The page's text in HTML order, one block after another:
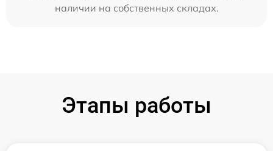
наличии на собственных складах.
Этапы работы